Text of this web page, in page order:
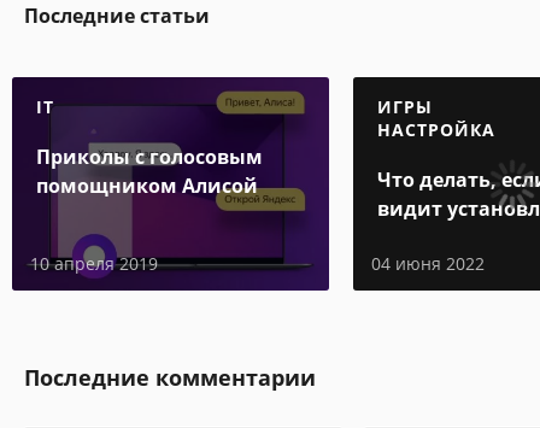
Последние статьи
IT
Приколы с голосовым
помощником Алисой
10 апреля 2019
ИГРЫ
НАСТРОЙКА
Что делать,
видит
04 июня 2022
Последние комментарии